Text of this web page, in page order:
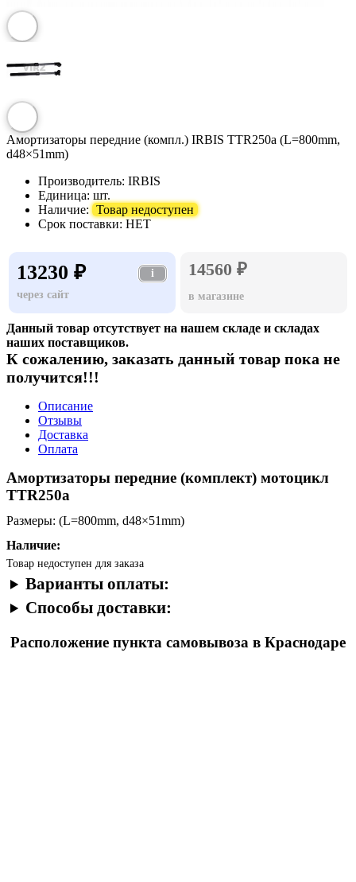
Амортизаторы передние (компл.) IRBIS TTR250a (L=800mm,
d48×51mm)
Производитель: IRBIS
Единица: шт.
Наличие: Товар недоступен
Срок поставки: НЕТ
13230 ₽
i
через сайт
14560 ₽
в магазине
Данный товар отсутствует на нашем складе и складах
наших поставщиков.
К сожалению, заказать данный товар пока не
получится!!!
Описание
Отзывы
Доставка
Оплата
Амортизаторы передние (комплект) мотоцикл
TTR250a
Размеры: (L=800mm, d48×51mm)
Наличие:
Товар недоступен для заказа
Варианты оплаты:
Способы доставки:
Расположение пункта самовывоза в Краснодаре